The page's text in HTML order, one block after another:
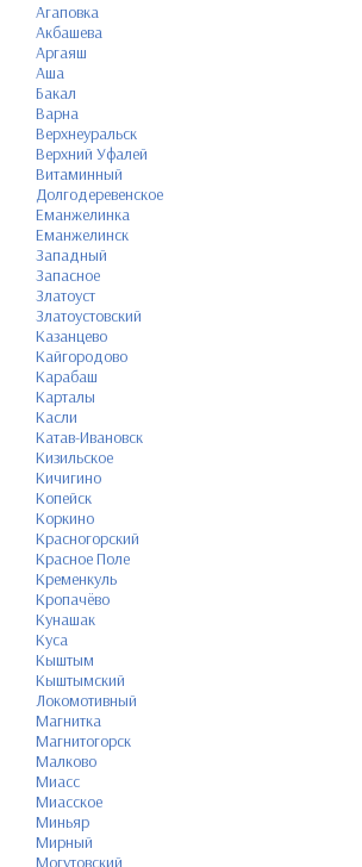
Агаповка
Акбашева
Аргаяш
Аша
Бакал
Варна
Верхнеуральск
Верхний Уфалей
Витаминный
Долгодеревенское
Еманжелинка
Еманжелинск
Западный
Запасное
Златоуст
Златоустовский
Казанцево
Кайгородово
Карабаш
Карталы
Касли
Катав-Ивановск
Кизильское
Кичигино
Копейск
Коркино
Красногорский
Красное Поле
Кременкуль
Кропачёво
Кунашак
Куса
Кыштым
Кыштымский
Локомотивный
Магнитка
Магнитогорск
Малково
Миасс
Миасское
Миньяр
Мирный
Могутовский